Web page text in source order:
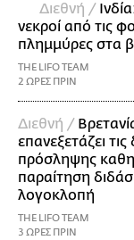
Διεθνή /
νεκροί από τις
πλημμύρες στα
THE LIFO TEAM
2 ΩΡΕΣ ΠΡΙΝ
Διεθνή /
επανεξετάζει τις
πρόσληψης
παραίτηση
λογοκλοπή
THE LIFO TEAM
3 ΩΡΕΣ ΠΡΙΝ